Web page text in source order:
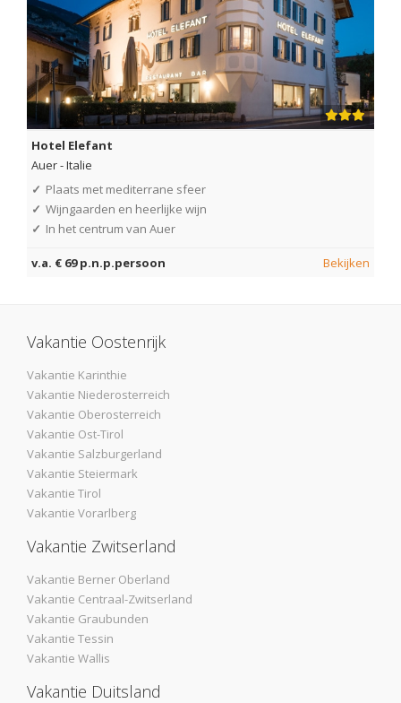
Hotel Elefant
Auer-Italie
✓ Plaats met mediterrane sfeer
✓ Wijngaarden en heerlijke wijn
✓ In het centrum van Auer
v.a. € 69 p.n.p.persoon Bekijken
Vakantie Oostenrijk
Vakantie Karinthie
Vakantie Niederosterreich
Vakantie Oberosterreich
Vakantie Ost-Tirol
Vakantie Salzburgerland
Vakantie Steiermark
Vakantie Tirol
Vakantie Vorarlberg
Vakantie Zwitserland
Vakantie Berner Oberland
Vakantie Centraal-Zwitserland
Vakantie Graubunden
Vakantie Tessin
Vakantie Wallis
Vakantie Duitsland